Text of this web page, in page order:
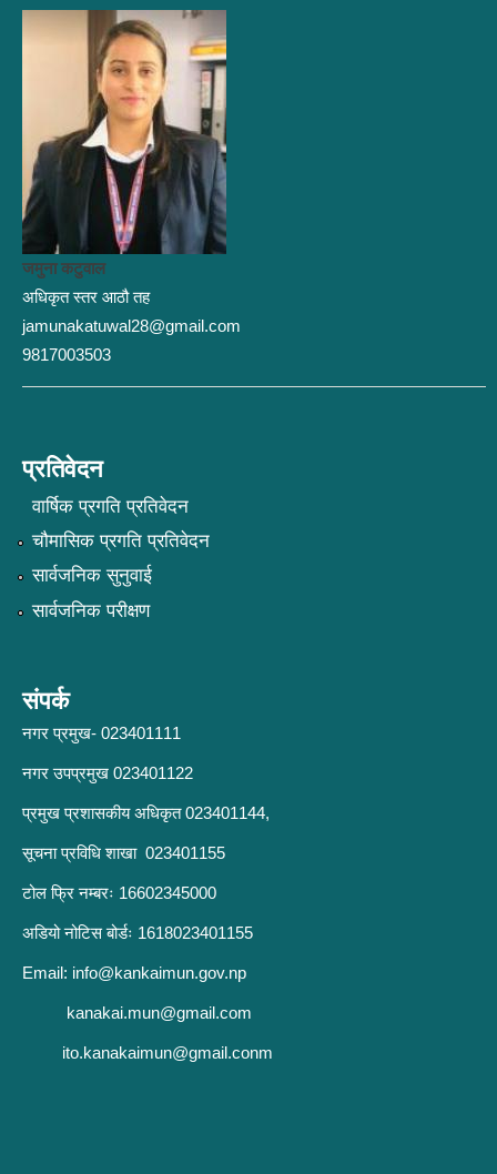
जमुना कटुवाल
अधिकृत स्तर आठौ तह
jamunakatuwal28@gmail.com
9817003503
प्रतिवेदन
वार्षिक प्रगति प्रतिवेदन
चौमासिक प्रगति प्रतिवेदन
सार्वजनिक सुनुवाई
सार्वजनिक परीक्षण
संपर्क
नगर प्रमुख- 023401111
नगर उपप्रमुख 023401122
प्रमुख प्रशासकीय अधिकृत 023401144,
सूचना प्रविधि शाखा 023401155
टोल फ्रि नम्बरः 16602345000
अडियो नोटिस बोर्डः 1618023401155
Email: info@kankaimun.gov.np
kanakai.mun@gmail.com
ito.kanakaimun@gmail.conm